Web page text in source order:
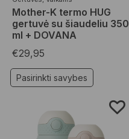
Mother-K termo HUG
gertuvė su šiaudeliu 350
ml + DOVANA
€29,95
Pasirinkti savybes